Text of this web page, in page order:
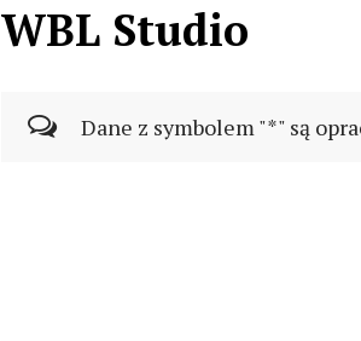
WBL Studio
Dane z symbolem "*" są